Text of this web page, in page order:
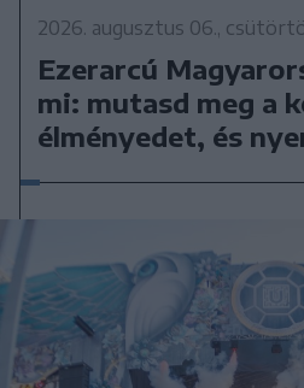
2026. augusztus 06.,
Ezerarcú
mi: mutasd meg a
élményedet, és